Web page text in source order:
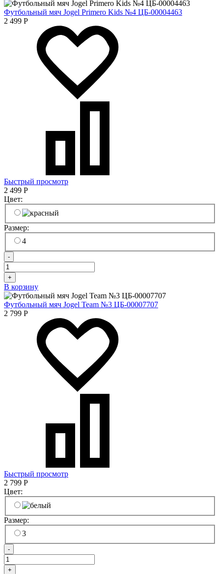
Футбольный мяч Jogel Primero Kids №4 ЦБ-00004463
2 499 Р
Быстрый просмотр
2 499 Р
Цвет:
Размер:
4
-
+
В корзину
Футбольный мяч Jogel Team №3 ЦБ-00007707
2 799 Р
Быстрый просмотр
2 799 Р
Цвет:
Размер:
3
-
+